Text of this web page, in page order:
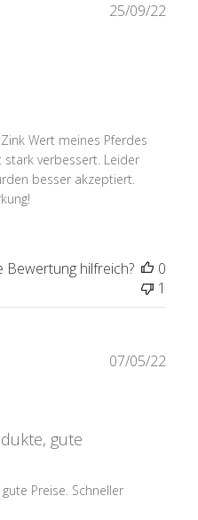
Wert meines Pferdes
verbessert. Leider
besser akzeptiert.
25/09/22
Bewertung hilfreich?
0
1
gute
Preise. Schneller
07/05/22